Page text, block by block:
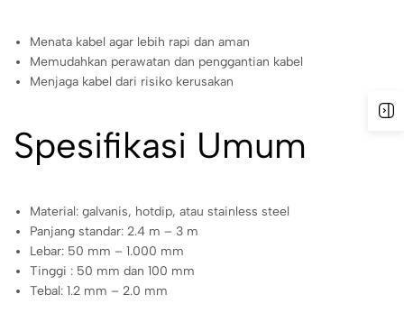
Menata kabel agar lebih rapi dan aman
Memudahkan perawatan dan penggantian kabel
Menjaga kabel dari risiko kerusakan
Spesifikasi Umum
Material: galvanis, hotdip, atau stainless steel
Panjang standar: 2.4 m – 3 m
Lebar: 50 mm – 1.000 mm
Tinggi : 50 mm dan 100 mm
Tebal: 1.2 mm – 2.0 mm